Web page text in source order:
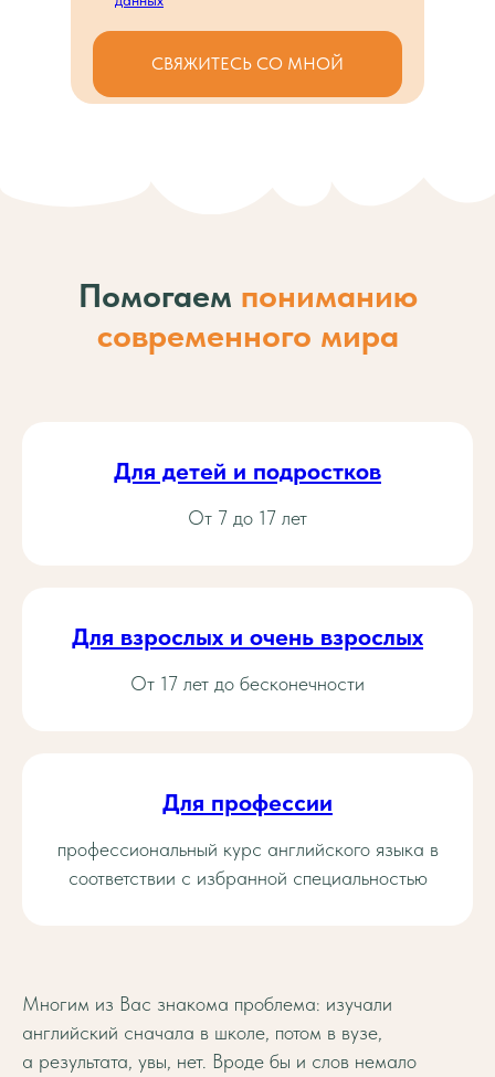
СВЯЖИТЕСЬ СО МНОЙ
Помогаем пониманию
современного мира
Для детей и подростков
От 7 до 17 лет
Для взрослых и очень взрослых
От 17 лет до бесконечности
Для профессии
профессиональный курс английского языка в
соответствии с избранной специальностью
Многим из Вас знакома проблема: изучали
английский сначала в школе, потом в вузе,
а результата, увы, нет. Вроде бы и слов немало